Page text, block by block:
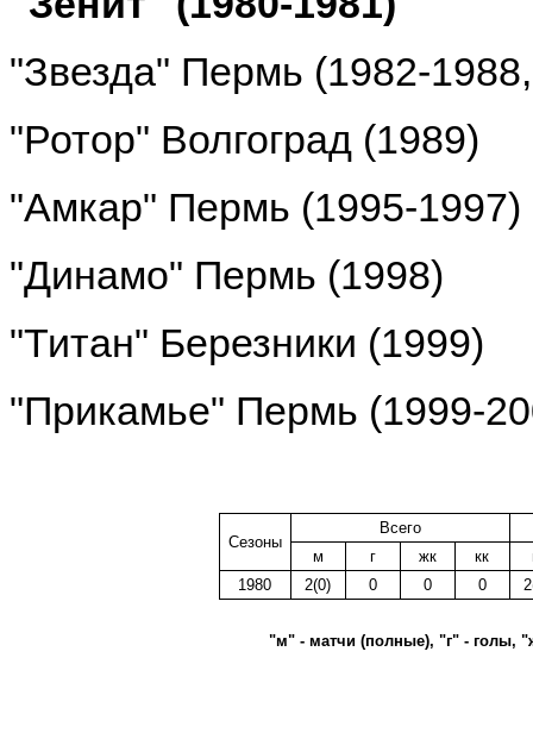
"Звезда" Пермь (1982-
"Ротор" Волгоград (1989)
"Амкар" Пермь (1995-1997)
"Динамо" Пермь (1998)
"Титан" Березники (1999)
"Прикамье" Пермь (1999-
Сезоны
Всего
м
г жк кк
1980
2(0) 0 0 0
"м" - матчи (полные), "г" - голы,